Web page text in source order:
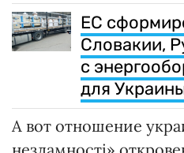
ЕС
Словакии,
с
для
А вот отношение